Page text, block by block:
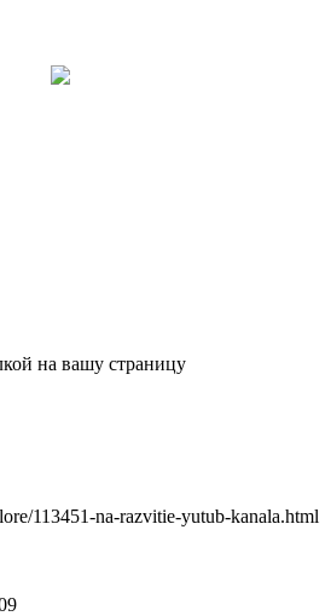
на вашу страницу
113451-na-razvitie-yutub-kanala.html